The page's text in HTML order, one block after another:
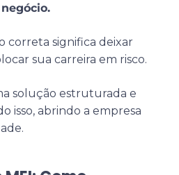
correta significa deixar
sua carreira em risco.
solução estruturada e
isso, abrindo a empresa